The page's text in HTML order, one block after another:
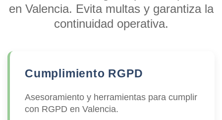
en Valencia. Evita multas y garantiza la
continuidad operativa.
Cumplimiento RGPD
Asesoramiento y herramientas para cumplir
con RGPD en Valencia.